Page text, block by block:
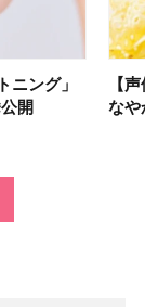
ニング」
開
【
なや